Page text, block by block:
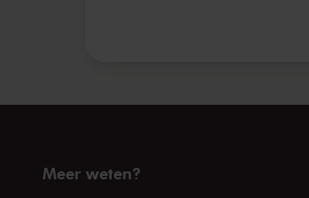
Meer weten?